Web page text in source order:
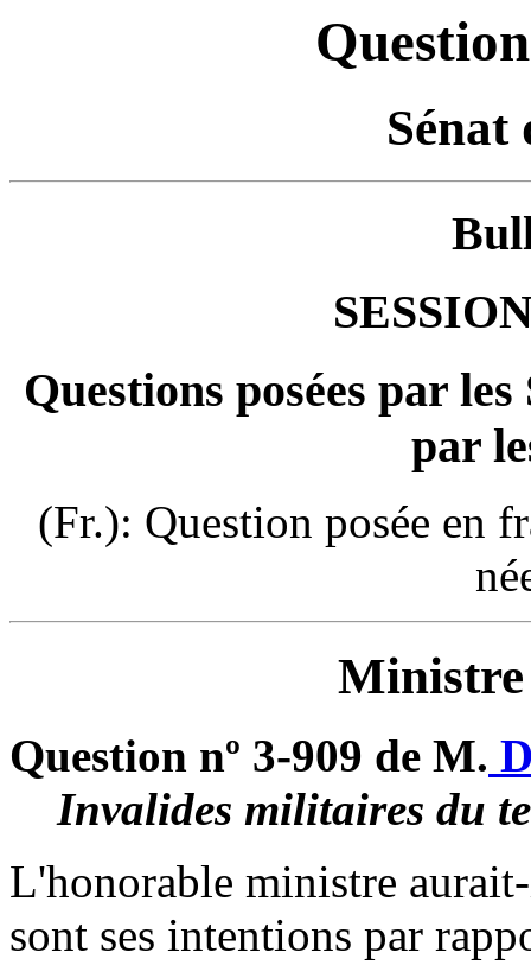
Sénat
Questions posées par
par
(Fr.): Question posée en
Ministre
Question nº 3-909 de M.
Invalides militaires du
L'honorable ministre
sont ses intentions par